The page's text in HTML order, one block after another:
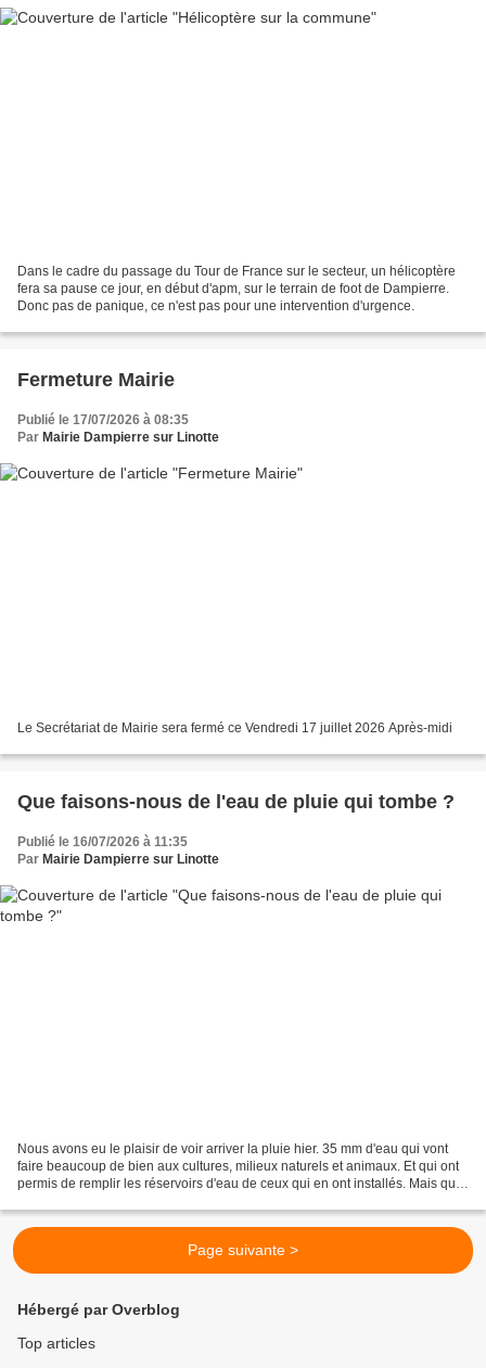
Dans le cadre du passage du Tour de France sur le secteur, un hélicoptère
fera sa pause ce jour, en début d'apm, sur le terrain de foot de Dampierre.
Donc pas de panique, ce n'est pas pour une intervention d'urgence.
Fermeture Mairie
Publié le 17/07/2026 à 08:35
Par Mairie Dampierre sur Linotte
Le Secrétariat de Mairie sera fermé ce Vendredi 17 juillet 2026 Après-midi
Que faisons-nous de l'eau de pluie qui tombe ?
Publié le 16/07/2026 à 11:35
Par Mairie Dampierre sur Linotte
Nous avons eu le plaisir de voir arriver la pluie hier. 35 mm d'eau qui vont
faire beaucoup de bien aux cultures, milieux naturels et animaux. Et qui ont
permis de remplir les réservoirs d'eau de ceux qui en ont installés. Mais que
Page suivante >
Hébergé par Overblog
Top articles